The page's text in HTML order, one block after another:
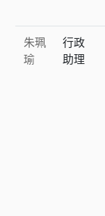
朱珮
瑜
行政
助理